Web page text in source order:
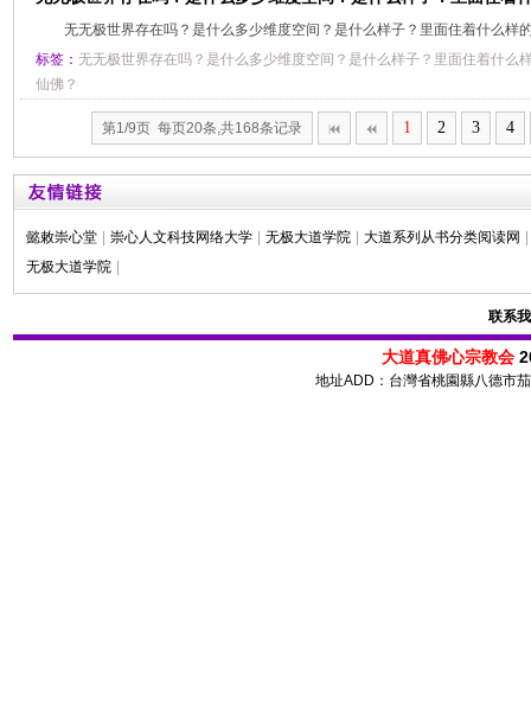
无无极世界存在吗？是什么多少维度空间？是什么样子？里面住着什么样
标签： 无无极世界存在吗？是什么多少维度空间？是什么样子？里面住着什么
仙佛？
第1/9页 每页20条,共168条记录 1 2 3 4
懿敕崇心堂 崇心人文科技网络大学 无极大道学院 大道系列从书分类阅读网
无极大道学院
联系
大道真佛心宗教会
地址ADD：台灣省桃園縣八德市